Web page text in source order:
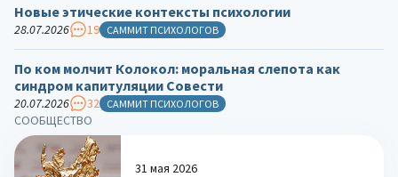
СООБЩЕСТВО
31 мая 2026
Новые этические контексты психологии
28.07.2026 19 САММИТ ПСИХОЛОГОВ
По ком молчит Колокол: моральная слепота как
синдром капитуляции Совести
20.07.2026 32 САММИТ ПСИХОЛОГОВ